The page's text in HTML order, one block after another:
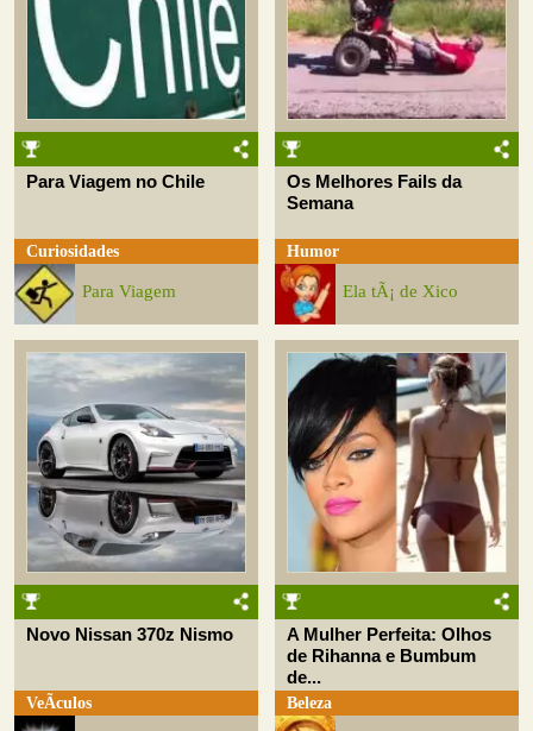
Para Viagem no Chile
Curiosidades
Para Viagem
Os Melhores Fails da
Semana
Humor
Ela tÃ¡ de Xico
Novo Nissan 370z Nismo
VeÃ­culos
A Mulher Perfeita: Olhos
de Rihanna e Bumbum
de...
Beleza